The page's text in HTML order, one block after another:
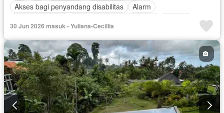
Akses bagi penyandang disabilitas
Alarm
Balkon
Cctv Dapur lengkap
Gas alam
Rubanah Gym Interkom
Internet
Kabel video
Ruang kantor
Keamanan
Keamanan 24 jam
Kolam renang
Lapangan tenis
Pramutamu
Lemari pakaian bawaan Angkat
Listrik
Fully fenced
Secure parking
Pemanasan
Pemandangan panorama
Perapian
Pustaka
30 Jun 2026 masuk - Yuliana-Cecillia